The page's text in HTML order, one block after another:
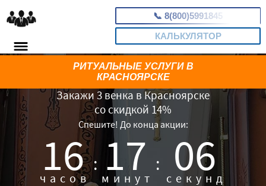
📞 8(800)5991845
КАЛЬКУЛЯТОР
Закажи 3 венка в Красноярске
со скидкой 14%
Спешите! До конца акции:
16 :
часов 17 :
минут 05
секунд
РИТУАЛЬНЫЕ УСЛУГИ В
КРАСНОЯРСКЕ